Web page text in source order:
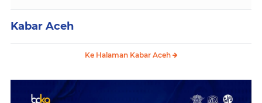
Kabar Aceh
Ke Halaman Kabar Aceh